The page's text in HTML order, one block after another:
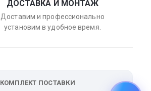
ДОСТАВКА И МОНТАЖ
Доставим и профессионально
установим в удобное время.
КОМПЛЕКТ ПОСТАВКИ